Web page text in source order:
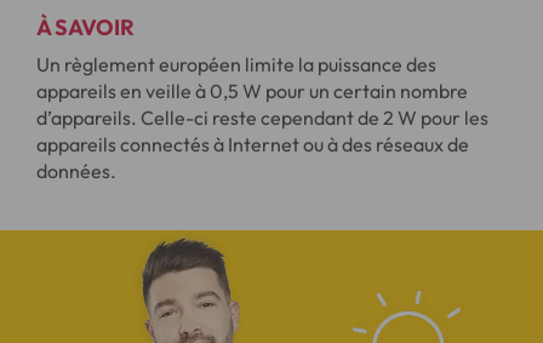
À SAVOIR
Un règlement européen limite la puissance des
appareils en veille à 0,5 W pour un certain nombre
d’appareils. Celle-ci reste cependant de 2 W pour les
appareils connectés à Internet ou à des réseaux de
données.